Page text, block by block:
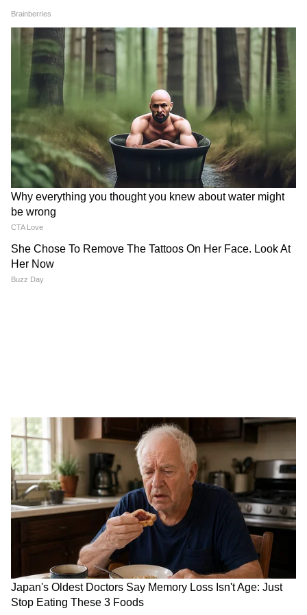
आग्रह किया कि वे पूरी तरह से इनकम के एक ही सोर्स पर
निर्भर न रहें। उसने सलाह दी, “अभी से दूसरी इनकम
बनाना शुरू कर दो। तब नहीं जब सब ठीक हो जाए।”
पोस्ट के आखिर में उसने मौजूदा जॉब मार्केट का कड़वा
सच बताया, साथ ही उन लोगों के लिए एक मज़बूत संदेश
भी दिया जो अभी भी नौकरी की तलाश में हैं।
"मार्केट की हालत बहुत ख़राब है। लेकिन आपको हर दिन
कोशिश करते रहना है।" उसकी कहानी तेज़ी से वायरल हो
गई क्योंकि कई दूसरे प्रोफ़ेशनल्स भी नौकरी जाने, करियर
बदलने और आर्थिक अनिश्चितता के दौर से गुज़र रहे हैं।
के करीब बताया, जबकि कुछ ने इंटरव्यू की तैयारी, DSA
अप्रोच और दूसरी इनकम बनाने के तरीकों के बारे में और